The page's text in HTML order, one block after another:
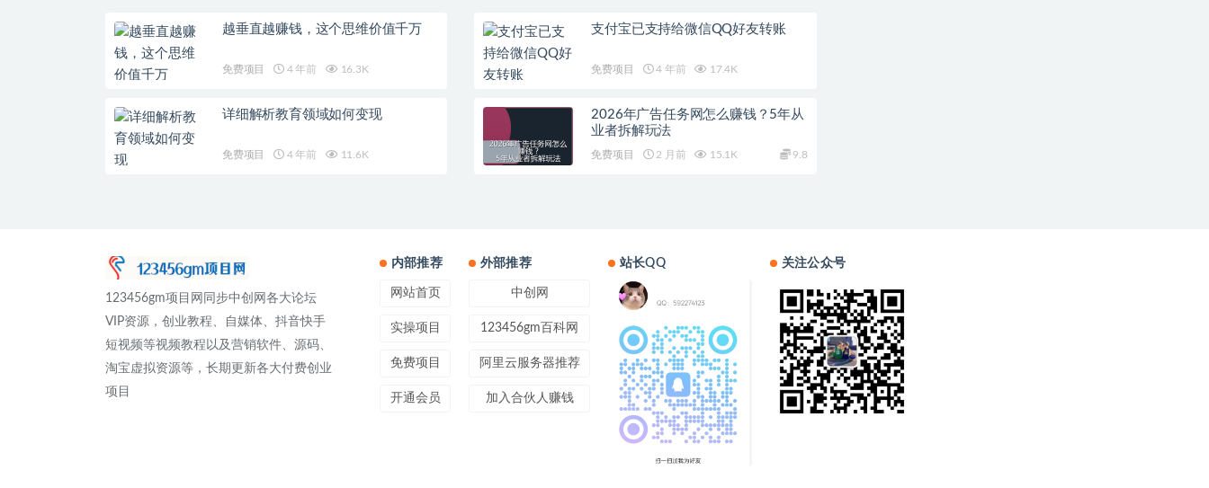
越垂直越赚钱，这个思维价值千万
免费项目 4 年前 16.3K
支付宝已支持给微信QQ好友转账
免费项目 4 年前 17.4K
详细解析教育领域如何变现
免费项目 4 年前 11.6K
2026年广告任务网怎么赚钱？5年从
业者拆解玩法
免费项目 2 月前 15.1K 9.8
123456gm项目网同步中创网各大论坛
VIP资源，创业教程、自媒体、抖音快手
短视频等视频教程以及营销软件、源码、
淘宝虚拟资源等，长期更新各大付费创业
项目
内部推荐
网站首页
实操项目
免费项目
开通会员
外部推荐
中创网
123456gm百科网
阿里云服务器推荐
加入合伙人赚钱
站长QQ 关注公众号